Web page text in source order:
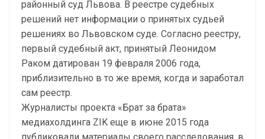
районный суд Львова. В реестре судебных
решений нет информации о принятых судьей
решениях во Львовском суде. Согласно реестру,
первый судебный акт, принятый Леонидом
Раком датирован 19 февраля 2006 года,
приблизительно в то же время, когда и заработал
сам реестр.
Журналисты проекта «Брат за брата»
медиахолдинга ZIK еще в июне 2015 года